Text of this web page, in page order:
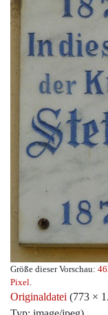
Größe dieser Vorschau:
Pixel.
Originaldatei (773 ×